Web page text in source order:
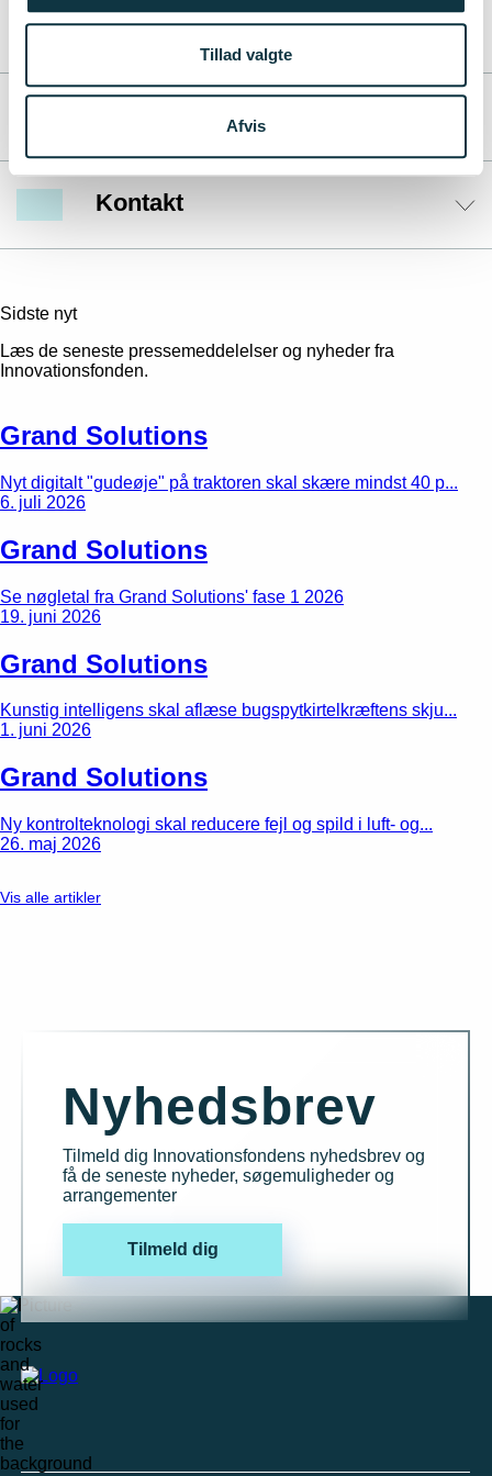
Tillad valgte
Afvis
Fakta
Kontakt
Sidste nyt
Læs de seneste pressemeddelelser og nyheder fra
Innovationsfonden.
Grand Solutions
Nyt digitalt "gudeøje" på traktoren skal skære mindst 40 p...
6. juli 2026
Grand Solutions
Se nøgletal fra Grand Solutions' fase 1 2026
19. juni 2026
Grand Solutions
Kunstig intelligens skal aflæse bugspytkirtelkræftens skju...
1. juni 2026
Grand Solutions
Ny kontrolteknologi skal reducere fejl og spild i luft- og...
26. maj 2026
Vis alle artikler
Nyhedsbrev
Tilmeld dig Innovationsfondens nyhedsbrev og
få de seneste nyheder, søgemuligheder og
arrangementer
Tilmeld dig